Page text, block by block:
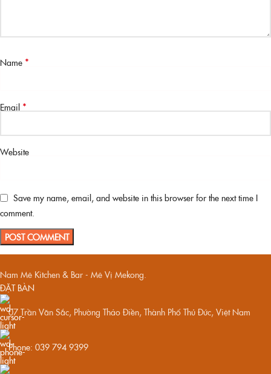
Name *
Email *
Website
Save my name, email, and website in this browser for the next time I
comment.
Nam Mê Kitchen & Bar - Mê Vị Mekong.
ĐẶT BÀN
07 Trần Văn Sắc, Phường Thảo Điền, Thành Phố Thủ Đức, Việt Nam
Phone: 039 794 9399